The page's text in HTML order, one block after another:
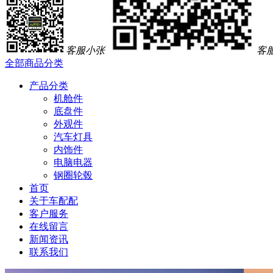
客服小张
客
全部商品分类
产品分类
机舱件
底盘件
外观件
汽车灯具
内饰件
电脑电器
钢圈轮毂
首页
关于车配配
客户服务
在线留言
新闻资讯
联系我们